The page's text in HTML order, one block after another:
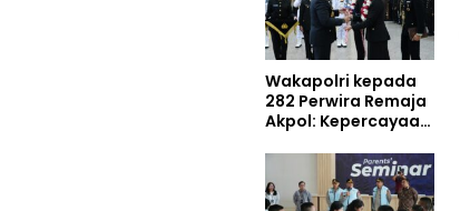
Wakapolri kepada
282 Perwira Remaja
Akpol: Kepercayaan
Dibangun dari
Integritas